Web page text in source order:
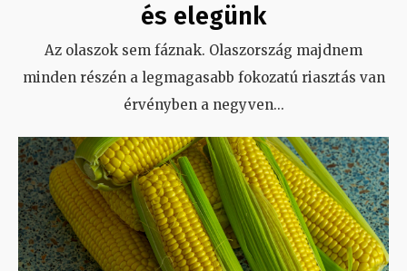
és elegünk
Az olaszok sem fáznak. Olaszország majdnem
minden részén a legmagasabb fokozatú riasztás van
érvényben a negyven...